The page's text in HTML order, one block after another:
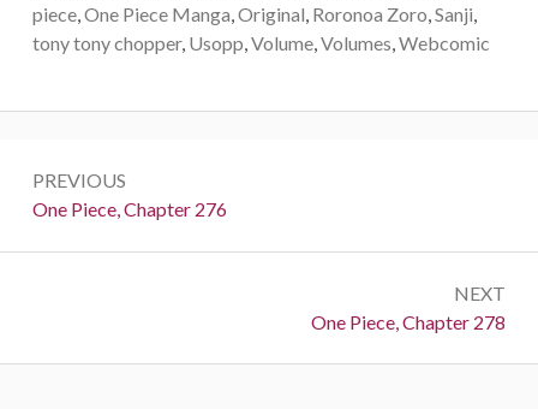
piece, One Piece Manga Original Roronoa Zoro Sanji
tony tony chopper, Usopp Volume, Volumes Webcomic
navigation
PREVIOUS
Previous:
One Piece, Chapter 276
NEXT
Next:
One Piece, Chapter 278